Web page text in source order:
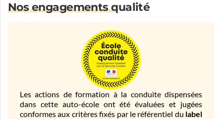
Nos engagements qualité
Les actions de formation à la conduite dispensées
dans cette auto-école ont été évaluées et jugées
conformes aux critères fixés par le référentiel du label